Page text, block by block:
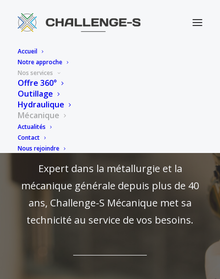
Accueil
Notre approche
Nos services
Offre 360°
Outillage
Hydraulique
Mécanique
Actualités
Contact
Nous rejoindre
Expert dans la métallurgie et la
mécanique générale depuis plus de 40
ans, Challenge-S Mécanique met sa
technicité au service de vos besoins.